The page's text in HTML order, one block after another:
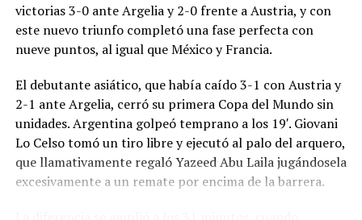
victorias 3-0 ante Argelia y 2-0 frente a Austria, y con
este nuevo triunfo completó una fase perfecta con
nueve puntos, al igual que México y Francia.
El debutante asiático, que había caído 3-1 con Austria y
2-1 ante Argelia, cerró su primera Copa del Mundo sin
unidades. Argentina golpeó temprano a los 19′. Giovani
Lo Celso tomó un tiro libre y ejecutó al palo del arquero,
que llamativamente regaló Yazeed Abu Laila jugándosela
excesivamente a un remate por encima de la barrera.